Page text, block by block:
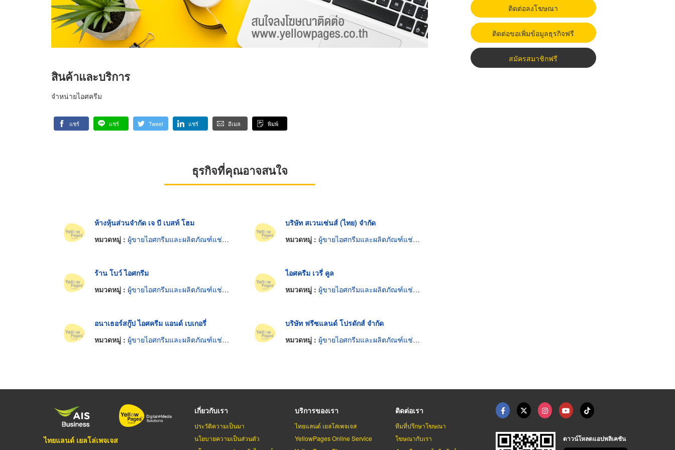
สินค้าและบริการ
จำหน่ายไอศครีม
แชร์ แชร์ Tweet แชร์ อีเมล พิมพ์
ธุรกิจที่คุณอาจสนใจ
ห้างหุ้นส่วนจำกัด เจ บี เบสท์ โฮม
หมวดหมู่ : ผู้ขายไอศกรีมและผลิตภัณฑ์แช่แข็ง
บริษัท สเวนเซ่นส์ (ไทย) จำกัด
หมวดหมู่ : ผู้ขายไอศกรีมและผลิตภัณฑ์แช่แข็ง
ร้าน โบว์ ไอศกรีม
หมวดหมู่ : ผู้ขายไอศกรีมและผลิตภัณฑ์แช่แข็ง
ไอศครีม เวรี่ คูล
หมวดหมู่ : ผู้ขายไอศกรีมและผลิตภัณฑ์แช่แข็ง
อนาเธอร์สกู๊ป ไอศครีม แอนด์ เบเกอรี่
หมวดหมู่ : ผู้ขายไอศกรีมและผลิตภัณฑ์แช่แข็ง
บริษัท ฟรีซแลนด์ โปรดักส์ จำกัด
หมวดหมู่ : ผู้ขายไอศกรีมและผลิตภัณฑ์แช่แข็ง
ติดต่อลงโฆษณา
ติดต่อขอเพิ่มข้อมูลธุรกิจฟรี
สมัครสมาชิกฟรี
ไทยแลนด์ เยลโล่เพจเจส
เกี่ยวกับเรา
ประวัติความเป็นมา
นโยบายความเป็นส่วนตัว
บริการของเรา
ไทยแลนด์ เยลโล่เพจเจส
YellowPages Online Service
ติดต่อเรา
ทีมที่ปรึกษาโฆษณา
โฆษณากับเรา
ดาวน์โหลดแอปพลิเคชัน